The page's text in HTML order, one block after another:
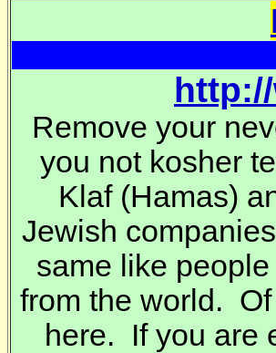
Remove your
you not kosher
Klaf (Hamas)
Jewish
same like
from the world.
here. If you are